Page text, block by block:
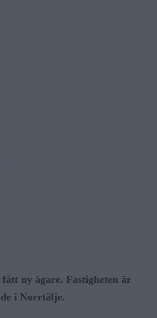
ny ägare. Fastigheten är
i Norrtälje.